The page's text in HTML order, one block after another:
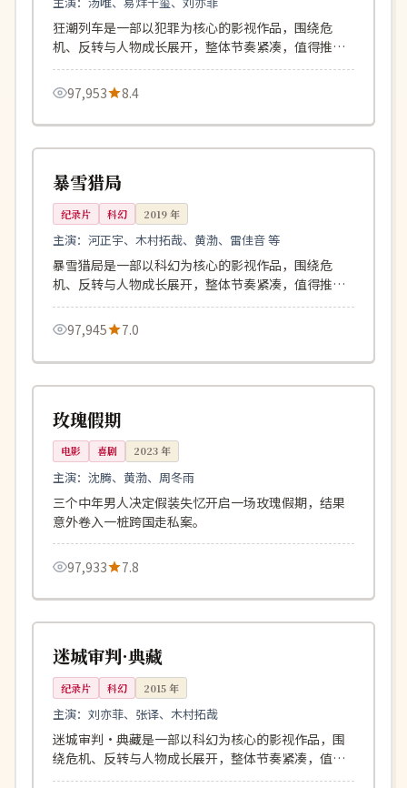
狂潮列车是一部以犯罪为核心的影视作品，围绕危
机、反转与人物成长展开，整体节奏紧凑，值得推荐
观看。
97,953
8.4
中国
4K 96分钟
暴雪猎局
纪录片 科幻 2019年
主演：河正宇、木村拓哉、黄渤、雷佳音 等
暴雪猎局是一部以科幻为核心的影视作品，围绕危
机、反转与人物成长展开，整体节奏紧凑，值得推荐
观看。
97,945
7.0
中国
4K 99分钟
玫瑰假期
电影 喜剧 2023年
主演：沈腾、黄渤、周冬雨
三个中年男人决定假装失忆开启一场玫瑰假期，结果
意外卷入一桩跨国走私案。
97,933 7.8
英国
高分 156分钟
迷城审判·典藏
纪录片 科幻 2015年
主演：刘亦菲、张译、木村拓哉
迷城审判·典藏是一部以科幻为核心的影视作品，围
绕危机、反转与人物成长展开，整体节奏紧凑，值得
推荐观看。